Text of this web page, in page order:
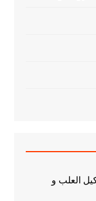
العلب و